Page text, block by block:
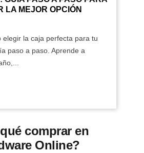
LA MEJOR OPCIÓN
elegir la caja perfecta para tu
paso a paso. Aprende a
comprar en
Online?